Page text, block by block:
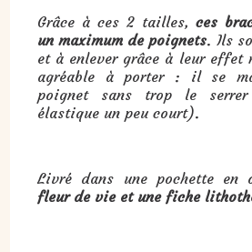
Grâce à ces 2 tailles,ces
un maximum de poignets. Ils
et à enlever grâce à leur effet
agréable à porter : il se
poignet sans trop le
élastique un peu court).
Livré dans une pochette en
fleur de vie et une fiche